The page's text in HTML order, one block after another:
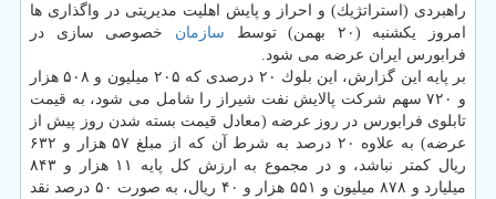
راهبردی (استراتژیك) و احراز و پایش اهلیت مدیریتی در واگذاری ها
امروز یكشنبه (۲۰ بهمن) توسط
سازمان خصوصی سازی در
فرابورس ایران عرضه می شود.
بر پایه این گزارش، این بلوك ۲۰ درصدی كه ۲۰۵ میلیون و ۵۰۸ هزار
و ۷۲۰ سهم شركت پالایش نفت شیراز را شامل می شود، به قیمت
تابلوی فرابورس در روز عرضه (معادل قیمت بسته شدن روز پیش از
عرضه) به علاوه ۲۰ درصد به شرط آن كه از مبلغ ۵۷ هزار و ۶۳۲
ریال كمتر نباشد، و در مجموع به ارزش كل پایه ۱۱ هزار و ۸۴۳
میلیارد و ۸۷۸ میلیون و ۵۵۱ هزار و ۴۰ ریال، به صورت ۵۰ درصد نقد